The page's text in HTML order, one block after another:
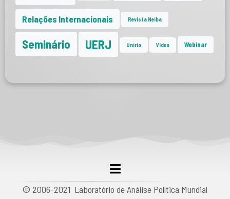
Relações Internacionais Revista Neiba
Seminário UERJ Unirio Vídeo Webinar
© 2006-2021 Laboratório de Análise Política Mundial